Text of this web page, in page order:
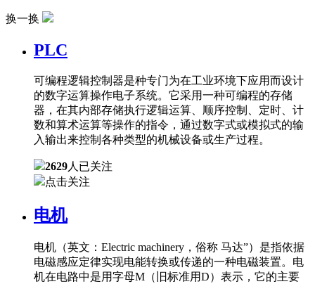
换一换
PLC
可编程逻辑控制器是种专门为在工业环境下应用而设计
的数字运算操作电子系统。它采用一种可编程的存储
器，在其内部存储执行逻辑运算、顺序控制、定时、计
数和算术运算等操作的指令，通过数字式或模拟式的输
入输出来控制各种类型的机械设备或生产过程。
2629人已关注
点击关注
电机
电机（英文：Electric machinery，俗称 马达”）是指依据
电磁感应定律实现电能转换或传递的一种电磁装置。电
机在电路中是用字母M（旧标准用D）表示，它的主要